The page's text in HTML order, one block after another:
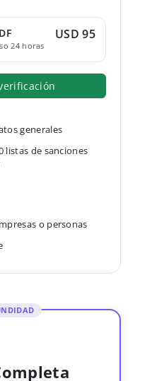
24 horas
USD 95
generales
listas de sanciones
o personas